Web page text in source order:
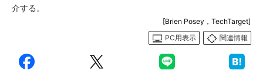
介する。
[Brien Posey，TechTarget]
PC用表示
関連情報